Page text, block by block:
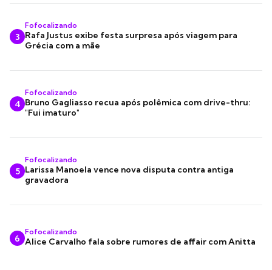
3
Fofocalizando
Rafa Justus exibe festa surpresa após viagem para
Grécia com a mãe
4
Fofocalizando
Bruno Gagliasso recua após polêmica com drive-thru:
"Fui imaturo"
5
Fofocalizando
Larissa Manoela vence nova disputa contra antiga
gravadora
6
Fofocalizando
Alice Carvalho fala sobre rumores de affair com Anitta